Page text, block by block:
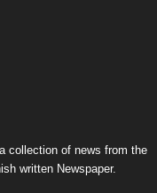
collection of news from the
written Newspaper.